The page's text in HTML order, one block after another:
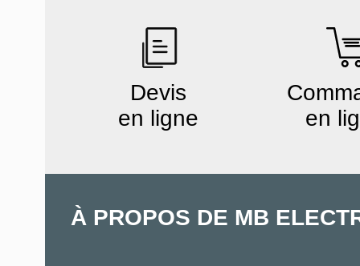
Devis
en ligne
en
À PROPOS DE MB